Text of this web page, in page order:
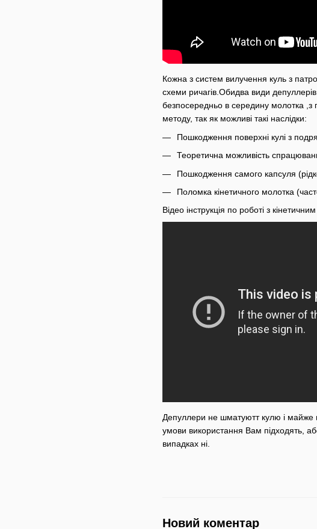
Кожна з систем вилучення куль з
схеми ричагів.Обидва види
безпосередньо в середину молотка ,з
методу, так як можливі такі наслідки:
Пошкодження поверхні кулі з
Теоретична можливість
Пошкодження самого капсуля
Поломка кінетичного молотка
Відео інструкція по роботі з
Депуллери не шматуютт кулю і майже
умови використання Вам підходять,
випадках ні.
Новий коментар